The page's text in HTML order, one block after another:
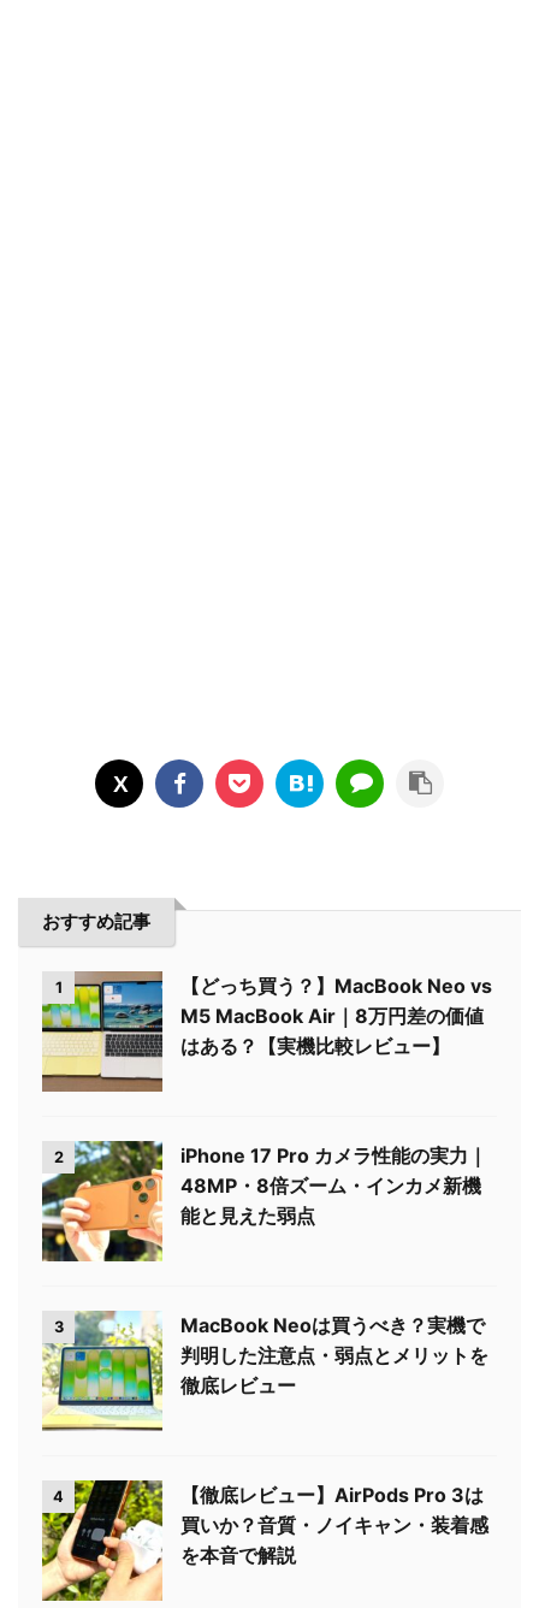
おすすめ記事
1
【どっち買う？】MacBook Neo vs
M5 MacBook Air｜8万円差の価値
はある？【実機比較レビュー】
2
iPhone 17 Pro カメラ性能の実力｜
48MP・8倍ズーム・インカメ新機
能と見えた弱点
3
MacBook Neoは買うべき？実機で
判明した注意点・弱点とメリットを
徹底レビュー
4
【徹底レビュー】AirPods Pro 3は
買いか？音質・ノイキャン・装着感
を本音で解説